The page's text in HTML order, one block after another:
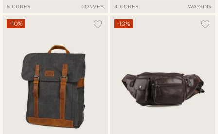
5 CORES CONVEY 4 CORES WAYKINS
-10% -10%